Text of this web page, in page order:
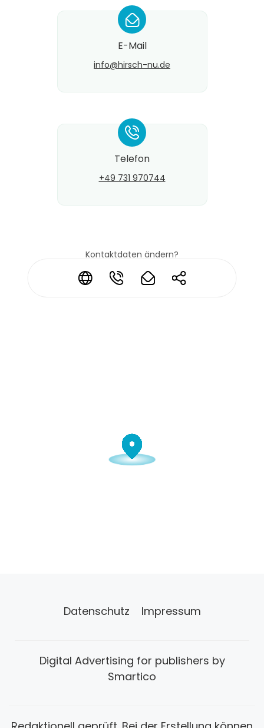
* * * *
*
E-Mail
info@​hirsch-nu.de
*
Telefon
+49 731 970744
Kontaktdaten ändern?
Datenschutz Impressum
Digital Advertising for publishers by
Smartico